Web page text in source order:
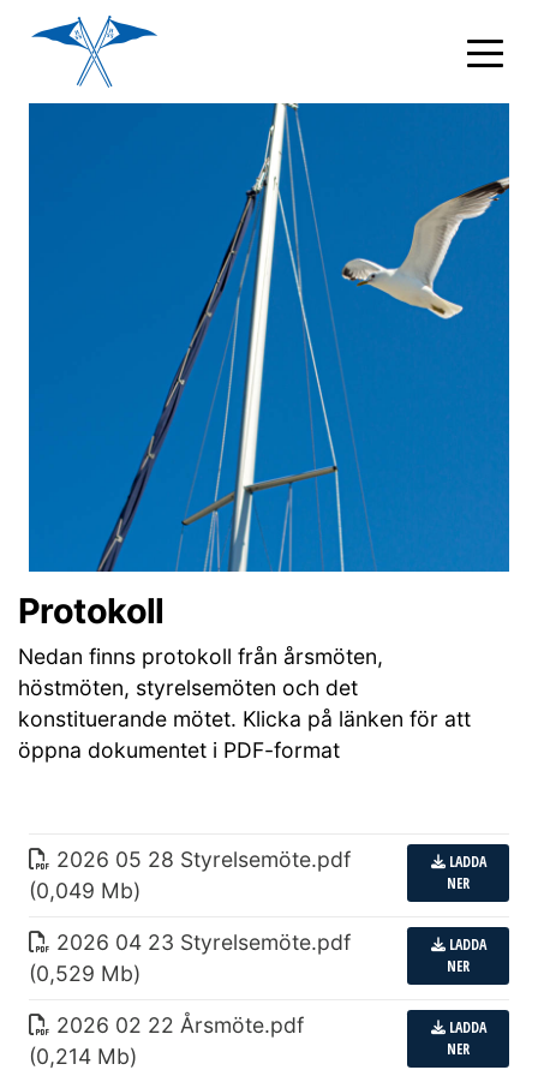
Protokoll
Nedan finns protokoll från årsmöten,
höstmöten, styrelsemöten och det
konstituerande mötet. Klicka på länken för att
öppna dokumentet i PDF-format
2026 05 28 Styrelsemöte.pdf
(0,049 Mb)
LADDA
NER
2026 04 23 Styrelsemöte.pdf
(0,529 Mb)
LADDA
NER
2026 02 22 Årsmöte.pdf
(0,214 Mb)
LADDA
NER